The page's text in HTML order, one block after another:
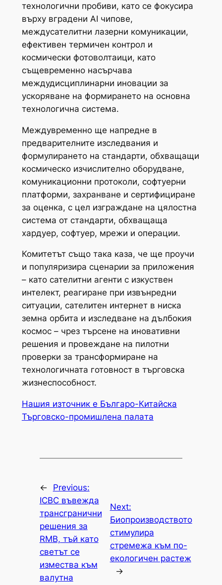
технологични пробиви, като се фокусира
върху вградени AI чипове,
междусателитни лазерни комуникации,
ефективен термичен контрол и
космически фотоволтаици, като
същевременно насърчава
междудисциплинарни иновации за
ускоряване на формирането на основна
технологична система.
Междувременно ще напредне в
предварителните изследвания и
формулирането на стандарти, обхващащи
космическо изчислително оборудване,
комуникационни протоколи, софтуерни
платформи, захранване и сертифициране
за оценка, с цел изграждане на цялостна
система от стандарти, обхващаща
хардуер, софтуер, мрежи и операции.
Комитетът също така каза, че ще проучи
и популяризира сценарии за приложения
– като сателитни агенти с изкуствен
интелект, реагиране при извънредни
ситуации, сателитен интернет в ниска
земна орбита и изследване на дълбокия
космос – чрез търсене на иновативни
решения и провеждане на пилотни
проверки за трансформиране на
технологичната готовност в търговска
жизнеспособност.
Нашия източник е Българо-Китайска
Търговско-промишлена палaта
←
Previous:
ICBC въвежда
трансгранични
решения за
RMB, тъй като
светът се
измества към
валутна
Next:
Биопроизводството
стимулира
стремежа към по-
екологичен растеж
→